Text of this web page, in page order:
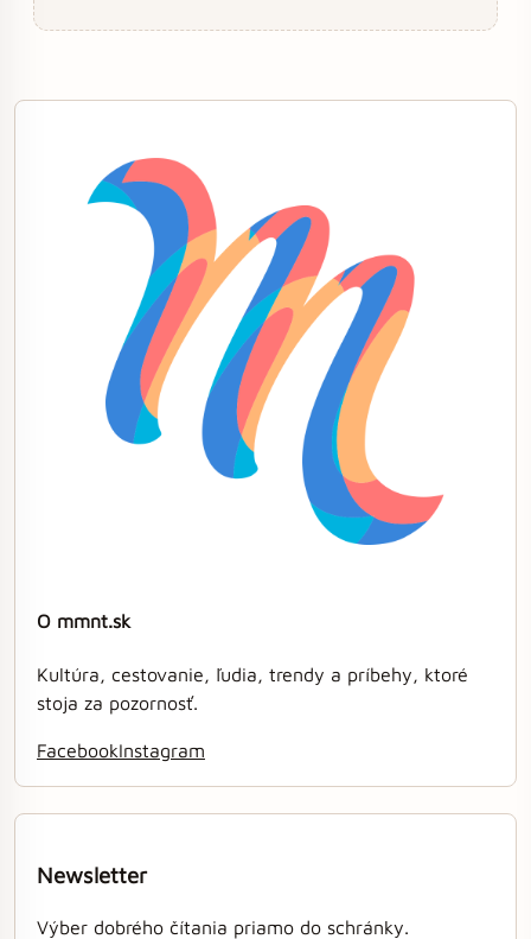
O mmnt.sk
Kultúra, cestovanie, ľudia, trendy a príbehy, ktoré
stoja za pozornosť.
FacebookInstagram
Newsletter
Výber dobrého čítania priamo do schránky.